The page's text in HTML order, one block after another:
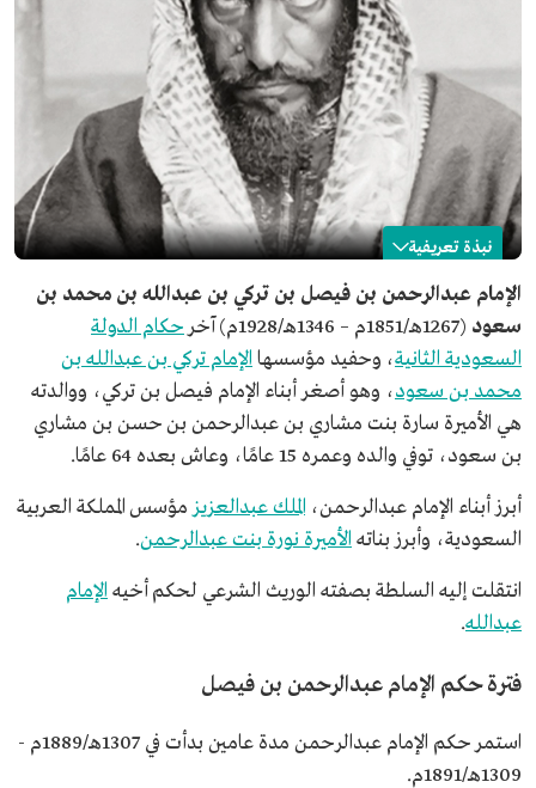
نبذة تعريفية
عبدالرحمن بن فيصل بن تركي آل سعود
الاسم
الإمام عبدالرحمن بن فيصل بن تركي.
تاريخ الميلاد
1267هـ/1851م.
تاريخ الوفاة
1346هـ/1928م.
الخصائص
آخر حكام الدولة السعودية الثانية.
والشجاعة وحب الخير والتسامح. وكانت له معرفة بالأنساب
وأحوال العرب وتاريخهم، والقراءة الواسعة في الكتب
الشرعية والأدبية. وعرف عنه عنايته بالطب.
الإمام عبدالرحمن بن فيصل بن تركي بن عبدالله بن محمد بن
سعود (1267هـ/1851م – 1346هـ/1928م) آخر
حكام الدولة
السعودية الثانية، وحفيد مؤسسها الإمام تركي بن عبدالله بن
محمد بن سعود، وهو أصغر أبناء الإمام فيصل بن تركي، ووالدته
هي الأميرة سارة بنت مشاري بن عبدالرحمن بن حسن بن مشاري
بن سعود، توفي والده وعمره 15 عامًا، وعاش بعده 64 عامًا.
أبرز أبناء الإمام عبدالرحمن، الملك عبدالعزيز مؤسس المملكة العربية
السعودية، وأبرز بناته الأميرة نورة بنت عبدالرحمن.
انتقلت إليه السلطة بصفته الوريث الشرعي لحكم أخيه الإمام
عبدالله.
فترة حكم الإمام عبدالرحمن بن فيصل
استمر حكم الإمام عبدالرحمن مدة عامين بدأت في 1307هـ/1889م -
1309هـ/1891م.